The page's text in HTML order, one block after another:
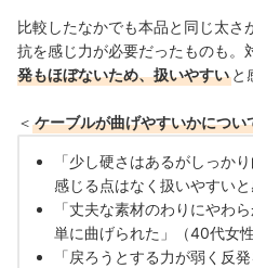
比較したなかでも本品と同じ太さ
抗を感じ力が必要だったものも。
発もほぼないため、扱いやすい と
＜ ケーブルが曲げやすいかについ
「少し硬さはあるがしっか
感じる点はなく扱いやすいと
「丈夫な素材のわりにやわ
単に曲げられた」（40代女性
「戻ろうとする力が弱く反